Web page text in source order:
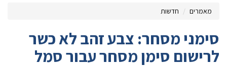
מאמרים חדשות
סימני מסחר: צבע זהב לא כשר
לרישום סימן מסחר עבור סמל